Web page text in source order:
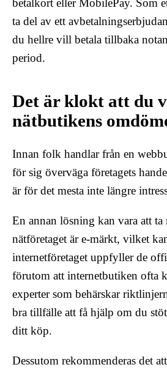
ta del av ett
du hellre vill betala tillbaka
period.
Det är klokt att du
nätbutikens
Innan folk handlar från en
för sig överväga företagets
är för det mesta inte längre
En annan lösning kan vara att ta
nätföretaget är e-märkt, vilket
internetföretaget uppfyller de
förutom att internetbutiken ofta
experter som behärskar
bra tillfälle att få hjälp om du
ditt köp.
Dessutom rekommenderas det